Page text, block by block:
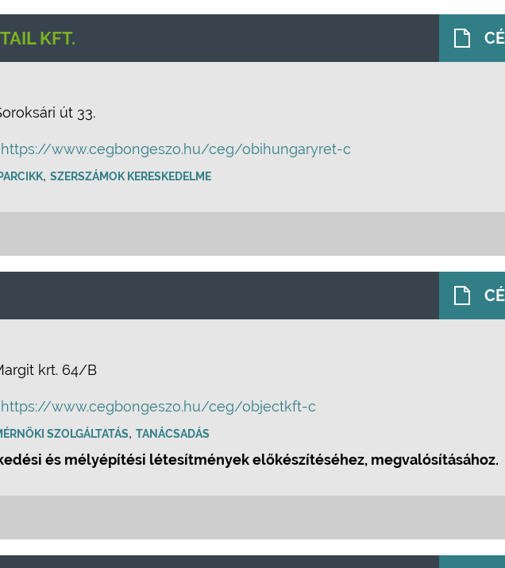
KFT.
út 33.
https://www.cegbongeszo.hu/ceg/obihungaryret-c
IPARCIKK, SZERSZÁMOK KERESKEDELME
krt. 64/B
https://www.cegbongeszo.hu/ceg/objectkft-c
SZOLGÁLTATÁS, TANÁCSADÁS
és mélyépítési létesítmények előkészítéséhez, megvalósításához.